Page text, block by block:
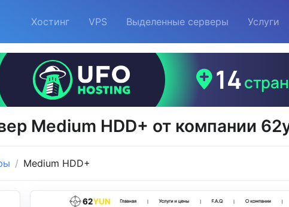
Хостинг VPS Выделенные серверы Услуги
Medium HDD+ от компании
Medium HDD+